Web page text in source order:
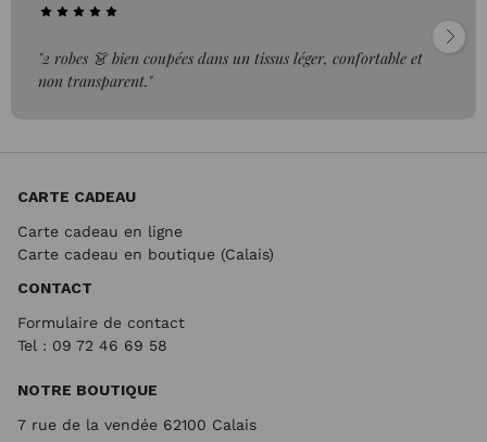
"2 robes 👗 bien coupées dans un tissus léger, confortable et
non transparent."
CARTE CADEAU
Carte cadeau en ligne
Carte cadeau en boutique (Calais)
CONTACT
Formulaire de contact
Tel : 09 72 46 69 58
NOTRE BOUTIQUE
7 rue de la vendée 62100 Calais